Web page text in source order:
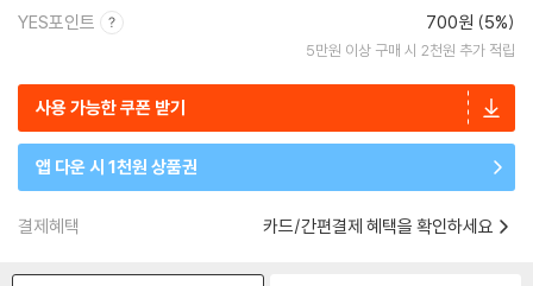
YES포인트 700원 (5%)
5만원 이상 구매 시 2천원 추가 적립
사용 가능한 쿠폰 받기
앱 다운 시 1천원 상품권
결제혜택 카드/간편결제 혜택을 확인하세요